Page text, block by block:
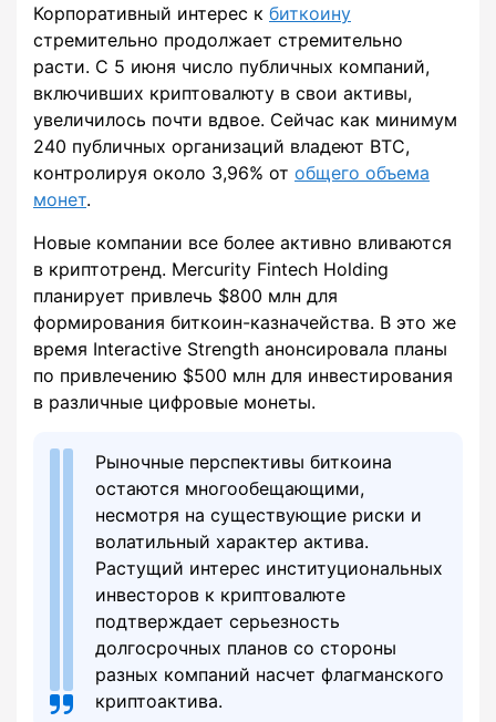
Корпоративный интерес к биткоину
стремительно продолжает стремительно
расти. С 5 июня число публичных компаний,
включивших криптовалюту в свои активы,
увеличилось почти вдвое. Сейчас как минимум
240 публичных организаций владеют BTC,
контролируя около 3,96% от общего объема
монет.
Новые компании все более активно вливаются
в криптотренд. Mercurity Fintech Holding
планирует привлечь $800 млн для
формирования биткоин-казначейства. В это же
время Interactive Strength анонсировала планы
по привлечению $500 млн для инвестирования
в различные цифровые монеты.
Рыночные перспективы биткоина
остаются многообещающими,
несмотря на существующие риски и
волатильный характер актива.
Растущий интерес институциональных
инвесторов к криптовалюте
подтверждает серьезность
долгосрочных планов со стороны
разных компаний насчет флагманского
криптоактива.